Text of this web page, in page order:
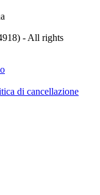
- All rights
di cancellazione